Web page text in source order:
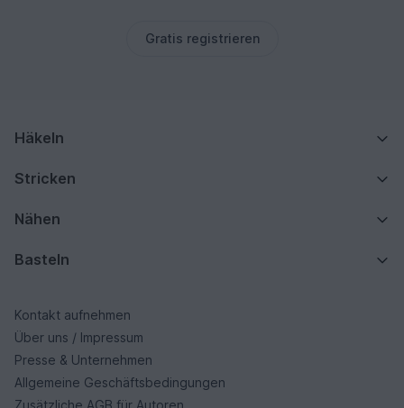
Gratis registrieren
Häkeln
Stricken
Nähen
Basteln
Kontakt aufnehmen
Über uns / Impressum
Presse & Unternehmen
Allgemeine Geschäftsbedingungen